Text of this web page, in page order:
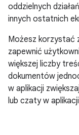
oddzielnych
innych ostatnich
Możesz korzystać
zapewnić
większej liczby
dokumentów
w aplikacji
lub czaty w